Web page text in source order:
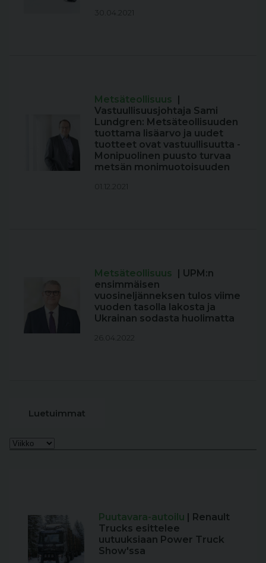
30.04.2021
Metsäteollisuus |
Vastuullisuusjohtaja Sami
Lundgren: Metsäteollisuuden
tuottama lisäarvo ja uudet
tuotteet ovat vastuullisuutta -
Monipuolinen puusto turvaa
metsän monimuotoisuuden
01.12.2021
Metsäteollisuus | UPM:n
ensimmäisen
vuosineljänneksen tulos viime
vuoden tasolla lakosta ja
Ukrainan sodasta huolimatta
26.04.2022
Luetuimmat
Puutavara-autoilu | Renault
Trucks esittelee
uutuuksiaan Power Truck
Show'ssa